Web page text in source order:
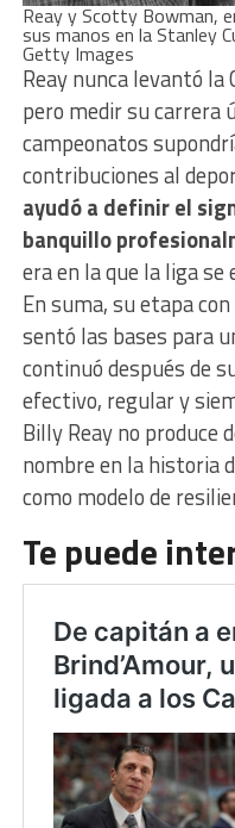
Reay y Scotty Bowman,
sus manos en la Stanley
Getty Images
Reay nunca levantó la
pero medir su carrera
campeonatos
contribuciones al
ayudó a definir el
banquillo
era en la que la liga
En suma, su etapa
sentó las bases para
continuó después de
efectivo, regular y
Billy Reay no produce
nombre en la historia
como modelo de
Te puede